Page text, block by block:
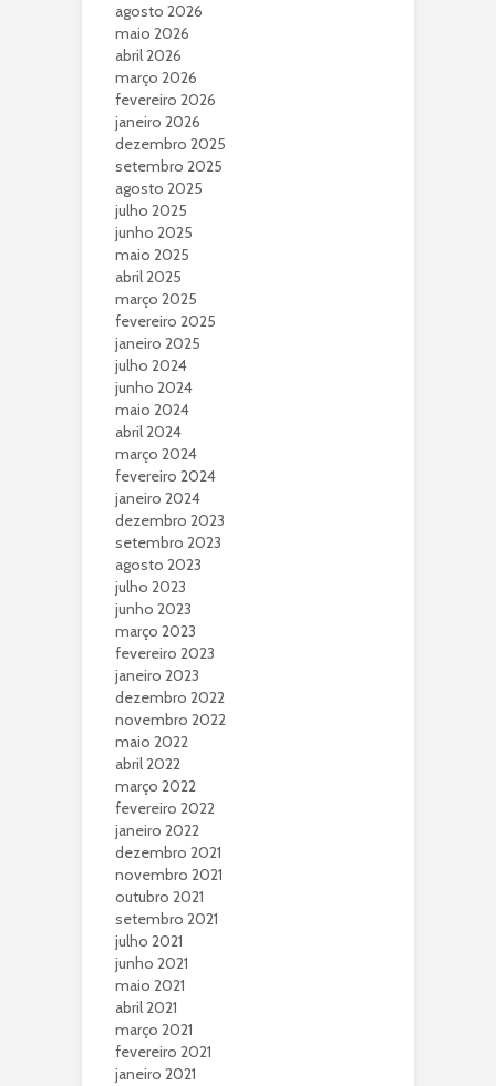
agosto 2026
maio 2026
abril 2026
março 2026
fevereiro 2026
janeiro 2026
dezembro 2025
setembro 2025
agosto 2025
julho 2025
junho 2025
maio 2025
abril 2025
março 2025
fevereiro 2025
janeiro 2025
julho 2024
junho 2024
maio 2024
abril 2024
março 2024
fevereiro 2024
janeiro 2024
dezembro 2023
setembro 2023
agosto 2023
julho 2023
junho 2023
março 2023
fevereiro 2023
janeiro 2023
dezembro 2022
novembro 2022
maio 2022
abril 2022
março 2022
fevereiro 2022
janeiro 2022
dezembro 2021
novembro 2021
outubro 2021
setembro 2021
julho 2021
junho 2021
maio 2021
abril 2021
março 2021
fevereiro 2021
janeiro 2021